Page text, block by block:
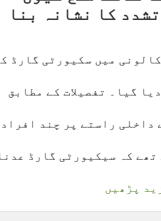
کا نشانہ بنا
کالونی میں سکیورٹی گارڈ
گیا۔ تفصیلات کے مطابق
داخلی راستے پر چند افراد
تھے کہ سیکیورٹی گارڈ
پڑھیں